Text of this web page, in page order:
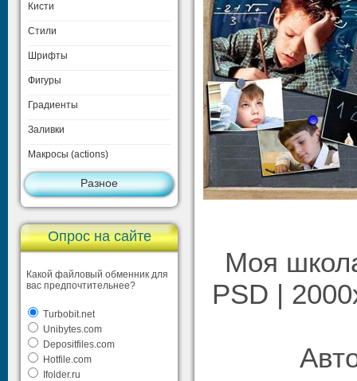
Кисти
Стили
Шрифты
Фигуры
Градиенты
Заливки
Макросы (actions)
Разное
Опрос на сайте
Какой файловый обменник для
вас предпочтительнее?
Turbobit.net
Unibytes.com
Depositfiles.com
Hotfile.com
Ifolder.ru
Моя
PSD |